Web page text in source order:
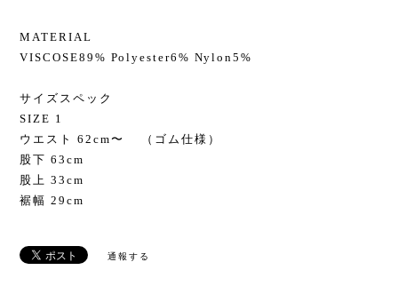
MATERIAL
VISCOSE89% Polyester6% Nylon5%
サイズスペック
SIZE 1
ウエスト 62cm〜 （ゴム仕様）
股下 63cm
股上 33cm
裾幅 29cm
通報する